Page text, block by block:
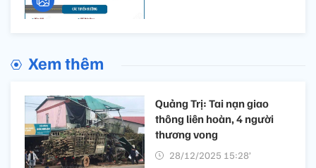
Xem thêm
Quảng Trị: Tai nạn giao
thông liên hoàn, 4 người
thương vong
28/12/2025 15:28’